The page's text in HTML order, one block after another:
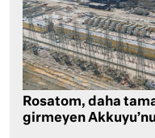
Rosatom, daha
girmeyen